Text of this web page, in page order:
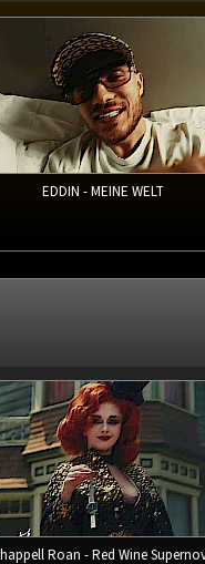
EDDIN - MEINE WELT
Roan - Red Wine